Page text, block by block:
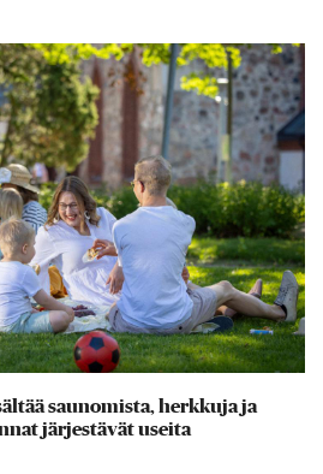
saunomista, herkkuja ja
järjestävät useita